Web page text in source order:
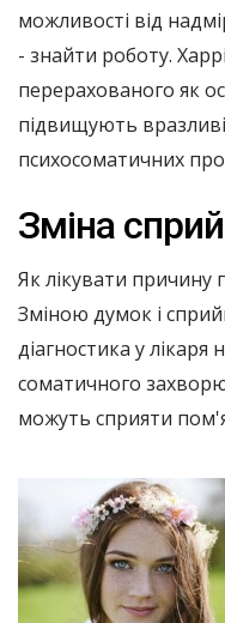
можливості від
- знайти роботу.
перерахованого як
підвищують
психосоматичних
Зміна
Як лікувати причину
Зміною думок і
діагностика у
соматичного
можуть сприяти